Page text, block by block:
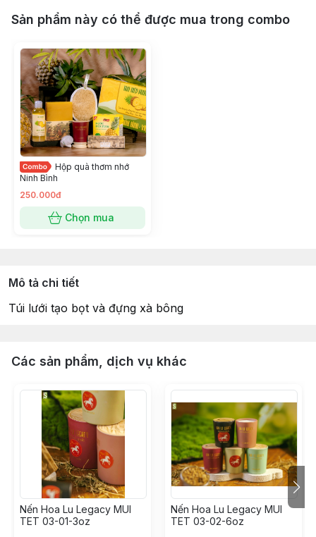
Sản phẩm này có thể được mua trong combo
Hộp quà thơm nhớ
Ninh Bình
250.000đ
Chọn mua
Mô tả chi tiết
Túi lưới tạo bọt và đựng xà bông
Các sản phẩm, dịch vụ khác
Nến Hoa Lu Legacy MUI
TET 03-01-3oz
Nến Hoa Lu Legacy MUI
TET 03-02-6oz